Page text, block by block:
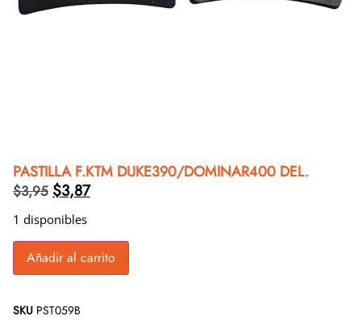
PASTILLA F.KTM DUKE390/DOMINAR400 DEL.
$3,95 $3,87
1 disponibles
Añadir al carrito
SKU PST059B